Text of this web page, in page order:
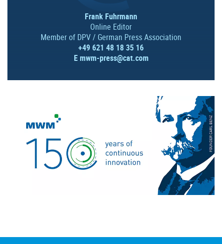
Frank Fuhrmann
Online Editor
Member of DPV / German Press Association
+49 621 48 18 35 16
Emwm-press@cat.com